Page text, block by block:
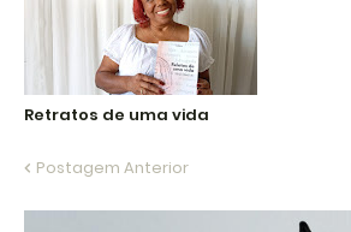
Retratos de uma vida
Postagem Anterior